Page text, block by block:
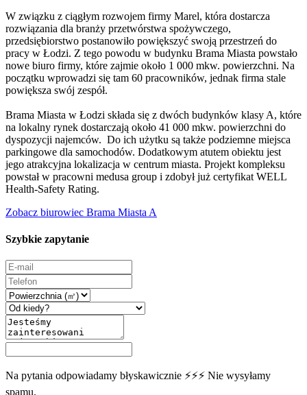
W związku z ciągłym rozwojem firmy Marel, która dostarcza
rozwiązania dla branży przetwórstwa spożywczego,
przedsiębiorstwo postanowiło powiększyć swoją przestrzeń do
pracy w Łodzi. Z tego powodu w budynku Brama Miasta powstało
nowe biuro firmy, które zajmie około 1 000 mkw. powierzchni. Na
początku wprowadzi się tam 60 pracowników, jednak firma stale
powiększa swój zespół.
Brama Miasta w Łodzi składa się z dwóch budynków klasy A, które
na lokalny rynek dostarczają około 41 000 mkw. powierzchni do
dyspozycji najemców. Do ich użytku są także podziemne miejsca
parkingowe dla samochodów. Dodatkowym atutem obiektu jest
jego atrakcyjna lokalizacja w centrum miasta. Projekt kompleksu
powstał w pracowni medusa group i zdobył już certyfikat WELL
Health-Safety Rating.
Zobacz biurowiec Brama Miasta A
Szybkie zapytanie
Na pytania odpowiadamy błyskawicznie ⚡⚡⚡ Nie wysyłamy
spamu.